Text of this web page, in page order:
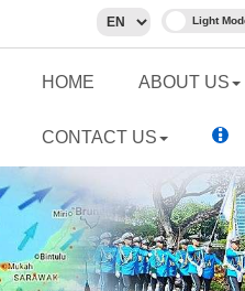
HOME ABOUT US
CONTACT US